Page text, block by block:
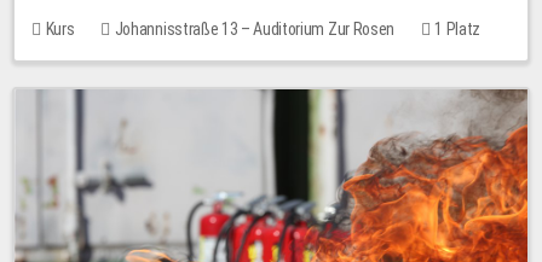
Kurs Johannisstraße 13 – Auditorium Zur Rosen
1 Platz
30,00 EUR